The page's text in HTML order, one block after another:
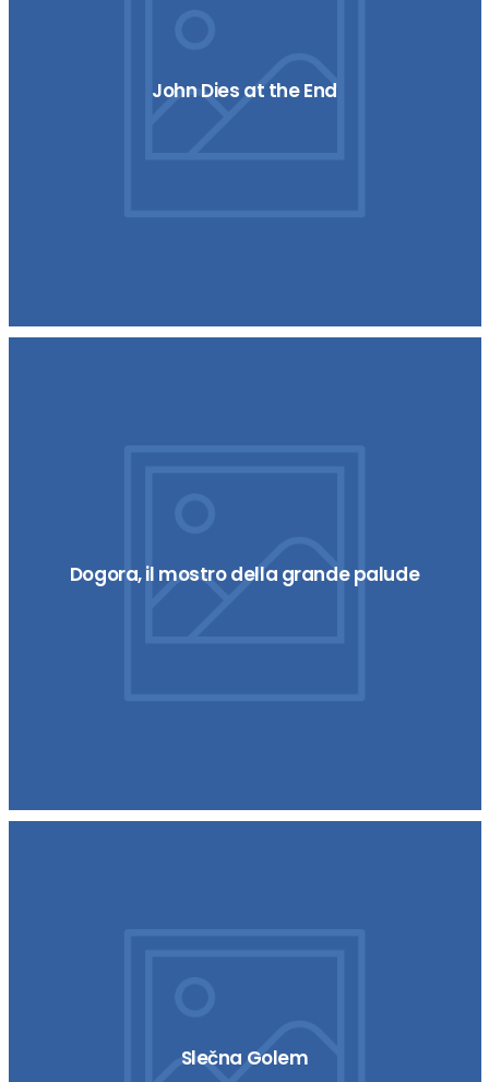
John Dies at the End
Dogora, il mostro della grande palude
Slečna Golem